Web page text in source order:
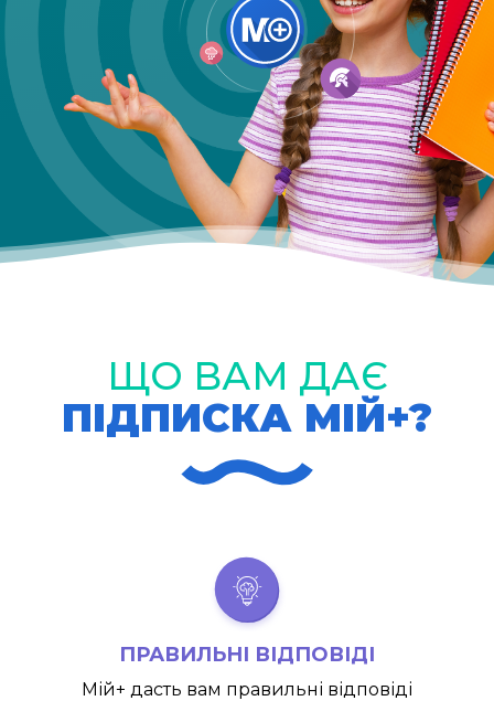
ЩО ВАМ ДАЄ
ПІДПИСКА МІЙ+?
ПРАВИЛЬНІ ВІДПОВІДІ
Мій+ дасть вам правильні відповіді